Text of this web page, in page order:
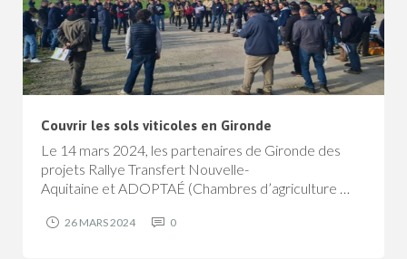
Couvrir les sols viticoles en Gironde
Le 14 mars 2024, les partenaires de Gironde des
projets Rallye Transfert Nouvelle-
Aquitaine et ADOPTAÉ (Chambres d’agriculture …
26 MARS 2024 0